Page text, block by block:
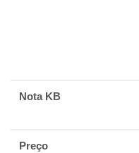
Nota KB
Preço